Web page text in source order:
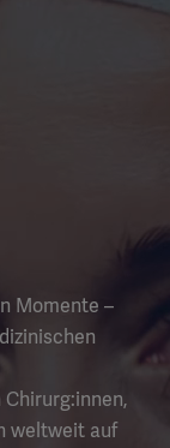
Momente –
weltweit auf